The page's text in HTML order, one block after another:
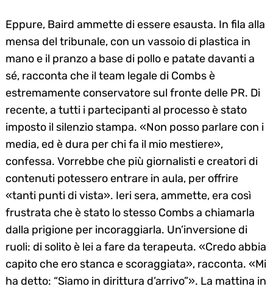
Eppure, Baird ammette di essere esausta. In fila alla
mensa del tribunale, con un vassoio di plastica in
mano e il pranzo a base di pollo e patate davanti a
sé, racconta che il team legale di Combs è
estremamente conservatore sul fronte delle PR. Di
recente, a tutti i partecipanti al processo è stato
imposto il silenzio stampa. «Non posso parlare con i
media, ed è dura per chi fa il mio mestiere»,
confessa. Vorrebbe che più giornalisti e creatori di
contenuti potessero entrare in aula, per offrire
«tanti punti di vista». Ieri sera, ammette, era così
frustrata che è stato lo stesso Combs a chiamarla
dalla prigione per incoraggiarla. Un’inversione di
ruoli: di solito è lei a fare da terapeuta. «Credo abbia
capito che ero stanca e scoraggiata», racconta. «Mi
ha detto: “Siamo in dirittura d’arrivo”». La mattina in